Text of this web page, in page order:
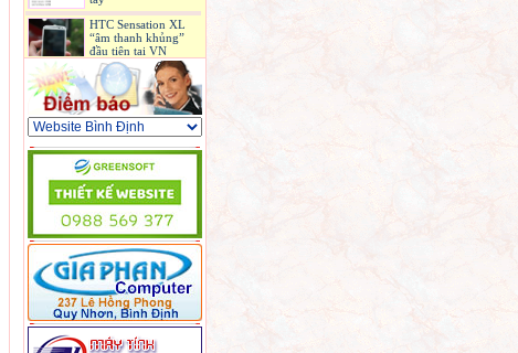
HTC Sensation XL
“âm thanh khủng”
đầu tiên tại VN
Máy ảnh không cần
lấy nét đầu tiên ra
mắt, giá 399 USD
iPhone 4S bản quốc
tế có mặt ở Sài Gòn
6 laptop hấp dẫn
được bán ở Việt Nam
trong tháng 9
3 phiên bản Galaxy
S II 'tổng tấn công'
iPhone 5 ở Mỹ
Sony sản xuất màn
hình OLED giá rẻ
hơn 3 lần